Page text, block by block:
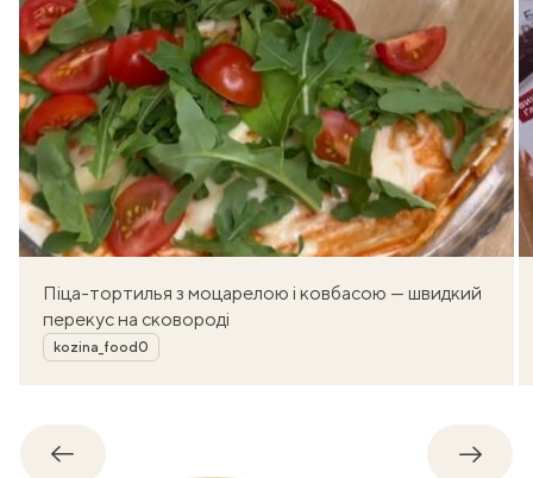
Піца-тортилья з моцарелою і ковбасою — швидкий
перекус на сковороді
Автор
kozina_food0
Назад